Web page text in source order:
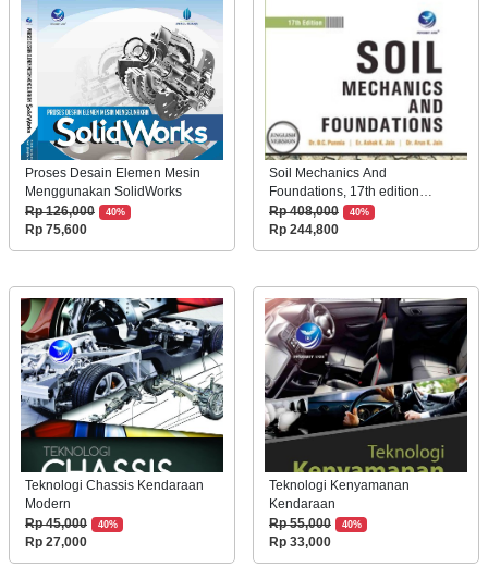
Proses Desain Elemen Mesin
Menggunakan SolidWorks
Rp 126,000
40%
Rp 75,600
Soil Mechanics And
Foundations, 17th edition
(English Version)
Rp 408,000 40%
Rp 244,800
Teknologi Chassis Kendaraan
Modern
Rp 45,000
40%
Rp 27,000
Teknologi Kenyamanan
Kendaraan
Rp 55,000
40%
Rp 33,000